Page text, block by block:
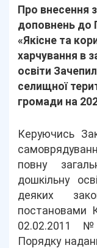
Про внесення
доповнень до
«Якісне та
харчування в
освіти
селищної
громади на
Керуючись
повну
дошкільну
деяких
постановами
02.02.2011
Порядку